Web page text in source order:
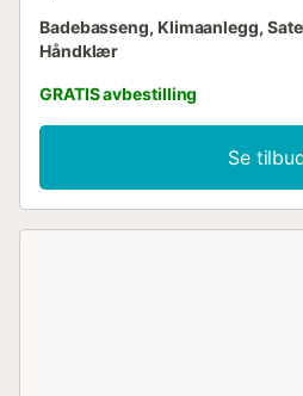
Badebasseng, Klimaanlegg,
Håndklær
GRATIS avbestilling
Se